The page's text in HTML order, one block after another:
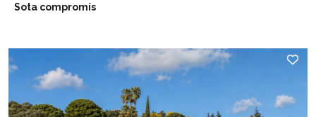
Sota compromís